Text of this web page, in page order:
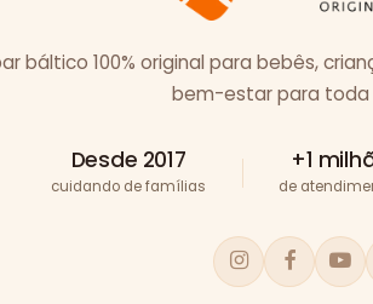
báltico 100% original para bebês,
bem-estar para toda
Desde 2017
cuidando de famílias
+1
de